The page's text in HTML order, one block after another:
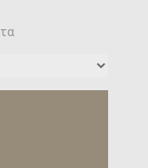
Sorted